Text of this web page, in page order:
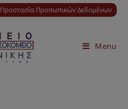
Προστασία Προσωπικών Δεδομένων
Menu